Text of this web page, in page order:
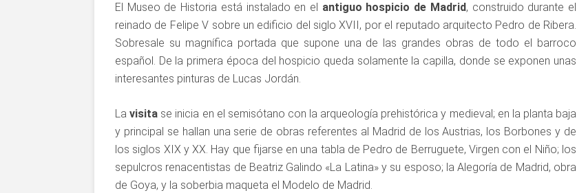
El Museo de Historia está instalado en el antiguo hospicio de Madrid, construido durante el
reinado de Felipe V sobre un edificio del siglo XVII, por el reputado arquitecto Pedro de Ribera.
Sobresale su magnífica portada que supone una de las grandes obras de todo el barroco
español. De la primera época del hospicio queda solamente la capilla, donde se exponen unas
interesantes pinturas de Lucas Jordán.
Lavisita se inicia en el semisótano con la arqueología prehistórica y medieval; en la planta baja
y principal se hallan una serie de obras referentes al Madrid de los Austrias, los Borbones y de
los siglos XIX y XX. Hay que fijarse en una tabla de Pedro de Berruguete, Virgen con el Niño; los
sepulcros renacentistas de Beatriz Galindo «La Latina» y su esposo; la Alegoría de Madrid, obra
de Goya, y la soberbia maqueta el Modelo de Madrid.